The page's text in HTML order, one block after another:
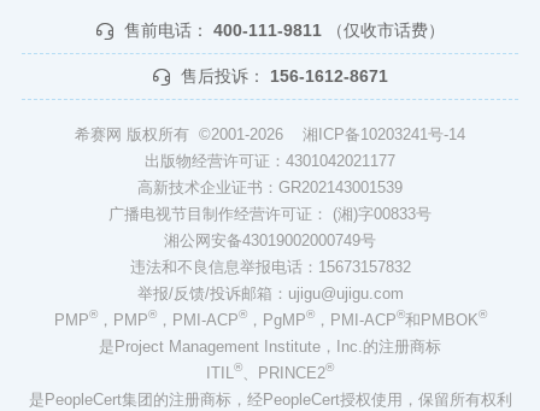
售前电话： 400-111-9811 （仅收市话费）
售后投诉： 156-1612-8671
希赛网 版权所有 ©2001-2026 湘ICP备10203241号-14
出版物经营许可证：4301042021177
高新技术企业证书：GR202143001539
广播电视节目制作经营许可证： (湘)字00833号
湘公网安备43019002000749号
违法和不良信息举报电话：15673157832
举报/反馈/投诉邮箱：ujigu@ujigu.com
PMP®，PMP®，PMI-ACP®，PgMP®，PMI-ACP®和PMBOK®
是Project Management Institute，Inc.的注册商标
ITIL
® 、PRINCE2®
是PeopleCert集团的注册商标，经PeopleCert授权使用，保留所有权利